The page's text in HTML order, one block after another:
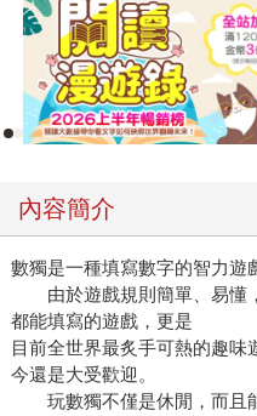
內容簡介
數獨是一種填寫數字的智力遊
由於遊戲規則簡單、易懂
都能填寫的遊戲，更是
目前全世界最炙手可熱的趣味
今還是大受歡迎。
玩數獨不僅是休閒，而且